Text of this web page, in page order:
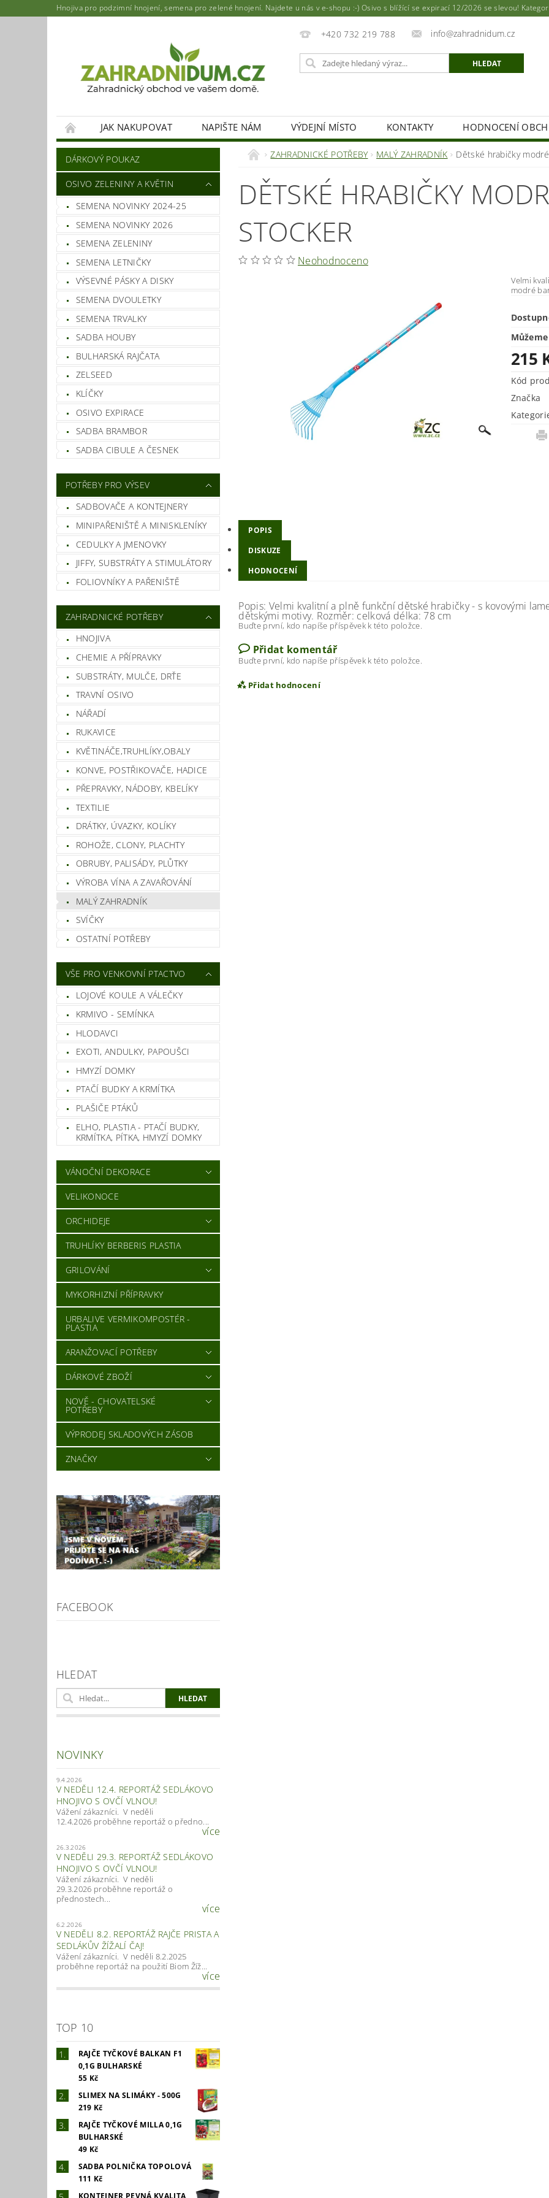
Hnojiva pro podzimní hnojení, semena pro zelené hnojení. Najdete u nás v e-shopu :-) Osivo s blížící se expirací 12/2026 se slevou! Kategorie
+420 732 219 788 info@zahradnidum.cz
JAK NAKUPOVAT NAPIŠTE NÁM VÝDEJNÍ MÍSTO KONTAKTY HODNOCENÍ
DÁRKOVÝ POUKAZ
OSIVO ZELENINY A KVĚTIN
SEMENA NOVINKY 2024-25
SEMENA NOVINKY 2026
SEMENA ZELENINY
SEMENA LETNIČKY
VÝSEVNÉ PÁSKY A DISKY
SEMENA DVOULETKY
SEMENA TRVALKY
SADBA HOUBY
BULHARSKÁ RAJČATA
ZELSEED
KLÍČKY
OSIVO EXPIRACE
SADBA BRAMBOR
SADBA CIBULE A ČESNEK
POTŘEBY PRO VÝSEV
SADBOVAČE A KONTEJNERY
MINIPAŘENIŠTĚ A MINISKLENÍKY
CEDULKY A JMENOVKY
JIFFY, SUBSTRÁTY A STIMULÁTORY
FOLIOVNÍKY A PAŘENIŠTĚ
ZAHRADNICKÉ POTŘEBY
HNOJIVA
CHEMIE A PŘÍPRAVKY
SUBSTRÁTY, MULČE, DRŤE
TRAVNÍ OSIVO
NÁŘADÍ
RUKAVICE
KVĚTINÁČE,TRUHLÍKY,OBALY
KONVE, POSTŘIKOVAČE, HADICE
PŘEPRAVKY, NÁDOBY, KBELÍKY
TEXTILIE
DRÁTKY, ÚVAZKY, KOLÍKY
ROHOŽE, CLONY, PLACHTY
OBRUBY, PALISÁDY, PLŮTKY
VÝROBA VÍNA A ZAVAŘOVÁNÍ
MALÝ ZAHRADNÍK
SVÍČKY
OSTATNÍ POTŘEBY
VŠE PRO VENKOVNÍ PTACTVO
LOJOVÉ KOULE A VÁLEČKY
KRMIVO - SEMÍNKA
HLODAVCI
EXOTI, ANDULKY, PAPOUŠCI
HMYZÍ DOMKY
PTAČÍ BUDKY A KRMÍTKA
PLAŠIČE PTÁKŮ
ELHO, PLASTIA - PTAČÍ BUDKY,
KRMÍTKA, PÍTKA, HMYZÍ DOMKY
VÁNOČNÍ DEKORACE
VELIKONOCE
ORCHIDEJE
TRUHLÍKY BERBERIS PLASTIA
GRILOVÁNÍ
MYKORHIZNÍ PŘÍPRAVKY
URBALIVE VERMIKOMPOSTÉR -
PLASTIA
ARANŽOVACÍ POTŘEBY
DÁRKOVÉ ZBOŽÍ
NOVĚ - CHOVATELSKÉ
POTŘEBY
VÝPRODEJ SKLADOVÝCH ZÁSOB
ZNAČKY
FACEBOOK
HLEDAT
NOVINKY
9.4.2026
V NEDĚLI 12.4. REPORTÁŽ SEDLÁKOVO
HNOJIVO S OVČÍ VLNOU!
Vážení zákazníci. V neděli
12.4.2026 proběhne reportáž o předno...
více
26.3.2026
V NEDĚLI 29.3. REPORTÁŽ SEDLÁKOVO
HNOJIVO S OVČÍ VLNOU!
Vážení zákazníci. V neděli
29.3.2026 proběhne reportáž o
přednostech...
více
6.2.2026
V NEDĚLI 8.2. REPORTÁŽ RAJČE PRISTA A
SEDLÁKŮV ŽÍŽALÍ ČAJ!
Vážení zákazníci. V neděli 8.2.2025
proběhne reportáž na použití Biom Žíž...
více
TOP 10
RAJČE TYČKOVÉ BALKAN F1
0,1G BULHARSKÉ
55 Kč
SLIMEX NA SLIMÁKY - 500G
219 Kč
RAJČE TYČKOVÉ MILLA 0,1G
BULHARSKÉ
49 Kč
SADBA POLNIČKA TOPOLOVÁ
111 Kč
KONTEJNER PEVNÁ KVALITA
ZAHRADNICKÉ POTŘEBY MALÝ ZAHRADNÍK Dětské hrabičky
DĚTSKÉ HRABIČKY
STOCKER
Neohodnoceno
Velmi
modré
215
Kód
Značka
POPIS
DISKUZE
HODNOCENÍ
Popis: Velmi kvalitní a plně funkční dětské hrabičky - s kovovými
dětskými motivy. Rozměr: celková délka: 78 cm
Buďte první, kdo napíše příspěvek k této položce.
Přidat komentář
Buďte první, kdo napíše příspěvek k této položce.
Přidat hodnocení